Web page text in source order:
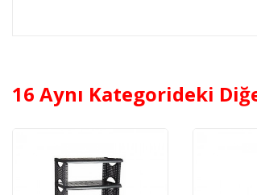
16 Aynı Kategorideki